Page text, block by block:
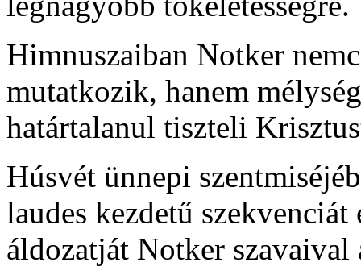
Himnuszaiban Notker
mutatkozik, hanem
határtalanul tiszteli
Húsvét ünnepi
laudes kezdetű
áldozatját Notker